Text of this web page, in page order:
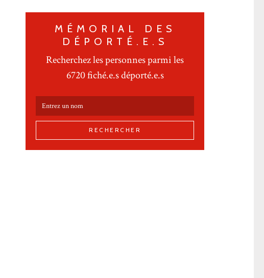
MÉMORIAL DES
DÉPORTÉ.E.S
Recherchez les personnes parmi les
6720 fiché.e.s déporté.e.s
RECHERCHER